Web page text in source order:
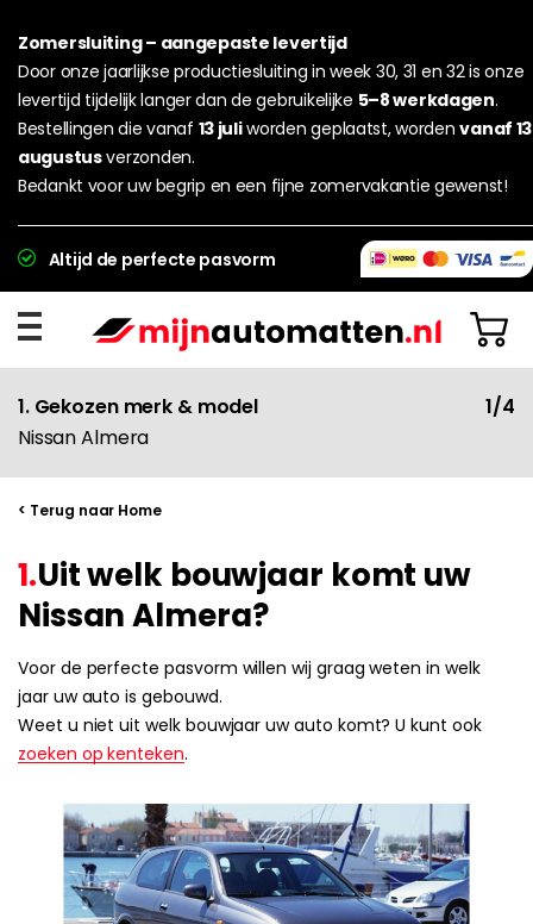
Zomersluiting – aangepaste levertijd
Door onze jaarlijkse productiesluiting in week 30, 31 en 32 is onze
levertijd tijdelijk langer dan de gebruikelijke 5–8 werkdagen.
Bestellingen die vanaf 13 juliworden geplaatst, wordenvanaf 13
augustusverzonden.
Bedankt voor uw begrip en een fijne zomervakantie gewenst!
Altijd de perfecte pasvorm
1. Gekozen merk & model
Nissan Almera
1/4
< Terug naar Home
1.Uit welk bouwjaar komt uw
Nissan Almera?
Voor de perfecte pasvorm willen wij graag weten in welk
jaar uw auto is gebouwd.
Weet u niet uit welk bouwjaar uw auto komt? U kunt ook
zoeken op kenteken.